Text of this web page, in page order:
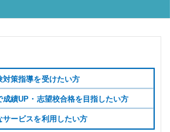
策指導を受けたい方
績UP・志望校合格を目指したい方
ービスを利用したい方